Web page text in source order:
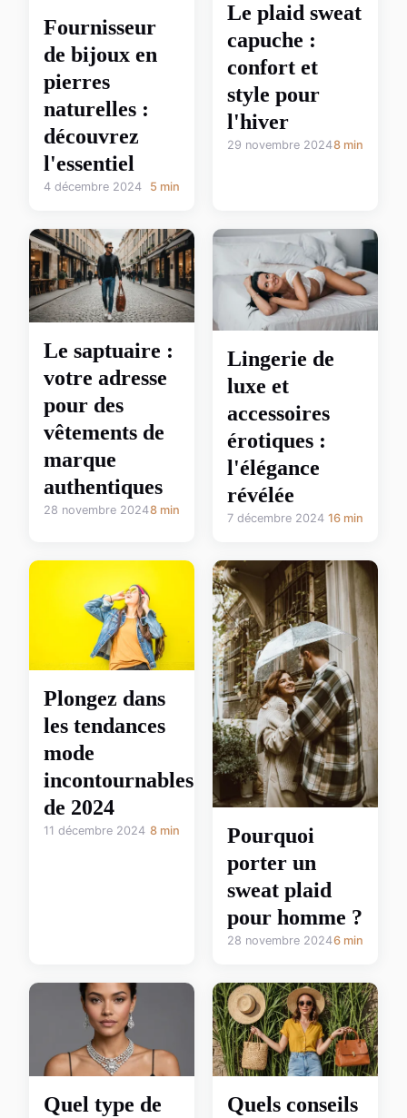
Fournisseur
de bijoux en
pierres
naturelles :
découvrez
l'essentiel
4 décembre 2024 5 min
Le plaid sweat
capuche :
confort et
style pour
l'hiver
29 novembre 20248 min
Le saptuaire :
votre adresse
pour des
vêtements de
marque
authentiques
28 novembre 20248 min
Lingerie de
luxe et
accessoires
érotiques :
l'élégance
révélée
7 décembre 2024 16 min
Plongez dans
les tendances
mode
incontournables
de 2024
11 décembre 2024 8 min
Pourquoi
porter un
sweat plaid
pour homme ?
28 novembre 20246 min
Quel type de
Quels conseils